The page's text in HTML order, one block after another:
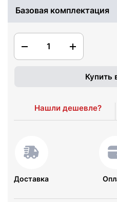
Базовая комплектация
1
Купить
Нашли дешевле?
Доставка